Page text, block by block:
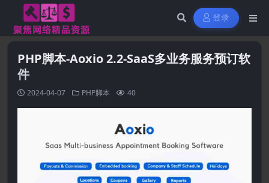
登录
PHP脚本-Aoxio 2.2-SaaS多业务服务预订软
件
2024-04-07 PHP脚本 40